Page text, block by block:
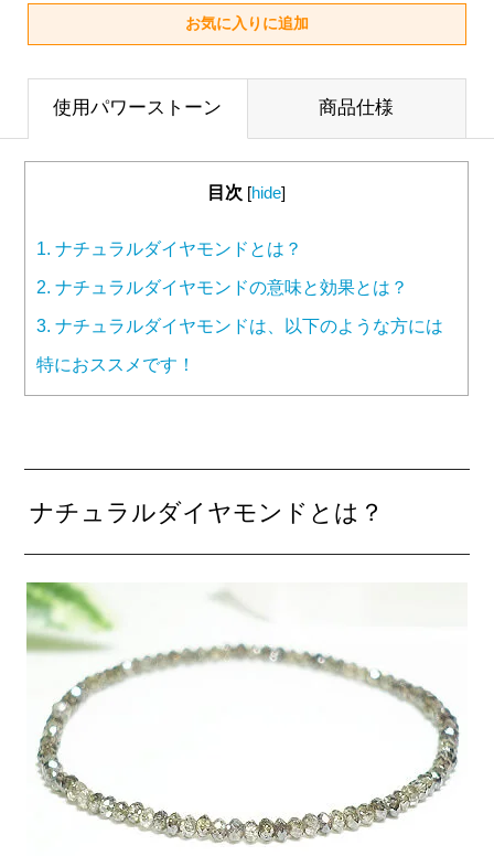
使用パワーストーン 商品仕様
目次 [hide]
1. ナチュラルダイヤモンドとは？
2. ナチュラルダイヤモンドの意味と効果とは？
3. ナチュラルダイヤモンドは、以下のような方には
特におススメです！
ナチュラルダイヤモンドとは？